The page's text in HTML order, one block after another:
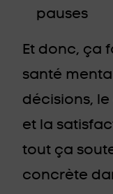
pauses
Et donc, ça
santé
décisions,
et la
tout ça
concrète